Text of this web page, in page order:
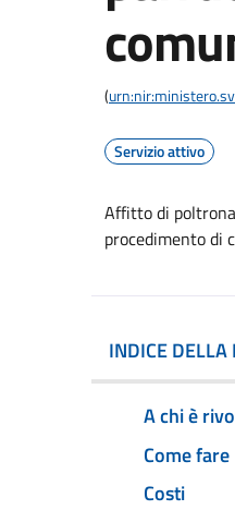
(
Servizio attivo
Affitto di
procedimento di
INDICE DELLA
A chi è
Come fare
Costi